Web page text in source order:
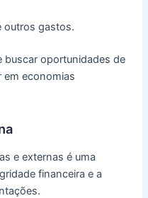
outros gastos.
buscar oportunidades de
em economias
e externas é uma
financeira e a